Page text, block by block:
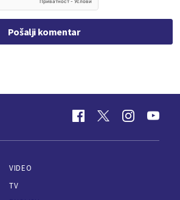
Pošalji komentar
VIDEO
TV